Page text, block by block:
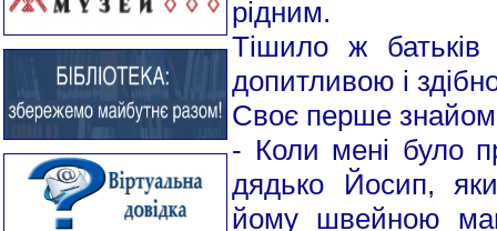
рідним.
Тішило ж
допитливою і
Своє перше
- Коли мені було
дядько Йосип,
йому швейною